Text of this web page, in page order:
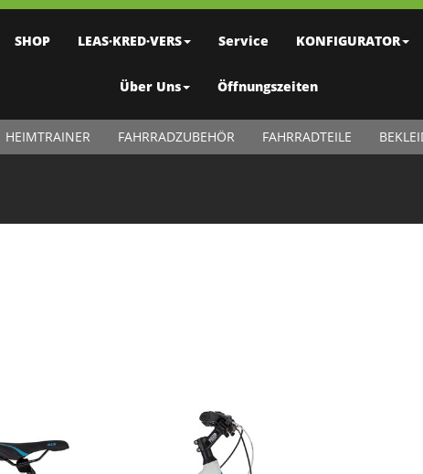
SHOP LEAS·KRED·VERS Service KONFIGURATOR
Über Uns Öffnungszeiten
HEIMTRAINER FAHRRADZUBEHÖR FAHRRADTEILE